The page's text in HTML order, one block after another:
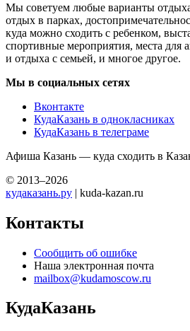
Мы советуем любые варианты
отдых в парках,
куда можно сходить с ребенком,
спортивные мероприятия, места для
и отдыха с семьей, и многое другое.
Мы в социальных сетях
Вконтакте
КудаКазань в однокласниках
КудаКазань в телеграме
Афиша Казань — куда сходить в
© 2013–2026
кудаказань.ру | kuda-kazan.ru
Контакты
Сообщить об ошибке
Наша электронная почта
mailbox@kudamoscow.ru
КудаКазань